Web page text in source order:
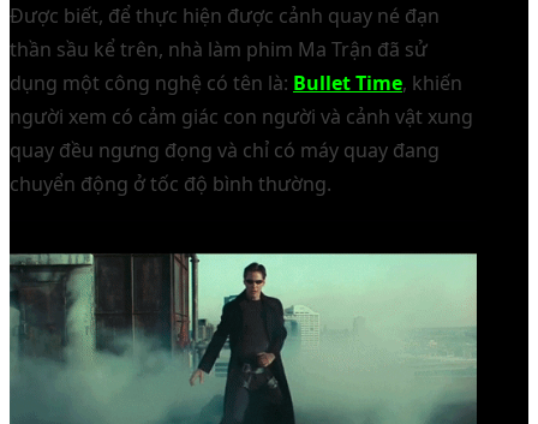
Được biết, để thực hiện được cảnh quay né đạn
thần sầu kể trên, nhà làm phim Ma Trận đã sử
dụng một công nghệ có tên là: Bullet Time, khiến
người xem có cảm giác con người và cảnh vật xung
quay đều ngưng đọng và chỉ có máy quay đang
chuyển động ở tốc độ bình thường.